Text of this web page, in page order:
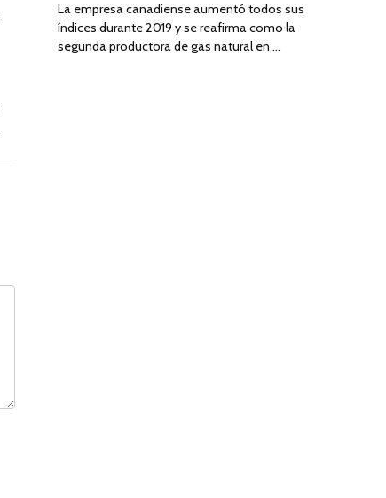
La empresa canadiense aumentó todos sus
índices durante 2019 y se reafirma como la
segunda productora de gas natural en …